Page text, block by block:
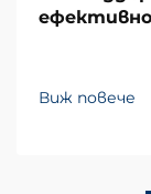
Виж повече